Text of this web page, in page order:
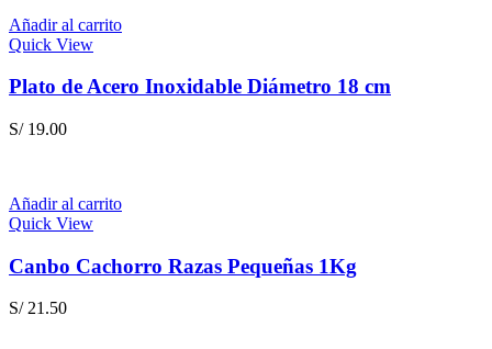
Añadir al carrito
Quick View
Plato de Acero Inoxidable Diámetro 18 cm
S/19.00
Añadir al carrito
Quick View
Canbo Cachorro Razas Pequeñas 1Kg
S/21.50